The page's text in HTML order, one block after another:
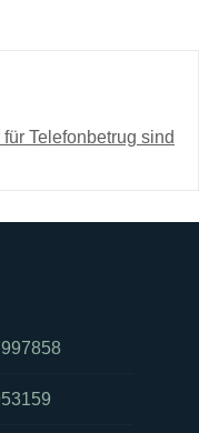
Telefonbetrug sind